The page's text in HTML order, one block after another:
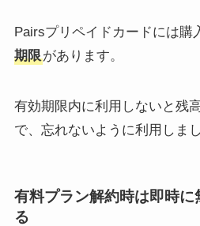
Pairsプリペイドカードには購
期限があります。
有効期限内に利用しないと残
で、忘れないように利用しまし
有料プラン解約時は即時
る